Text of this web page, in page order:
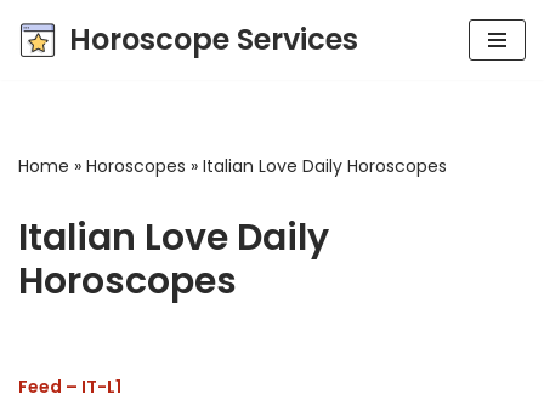
Skip
Horoscope Services
Home » Horoscopes » Italian Love Daily Horoscopes
Italian Love Daily
Horoscopes
Feed – IT-L1